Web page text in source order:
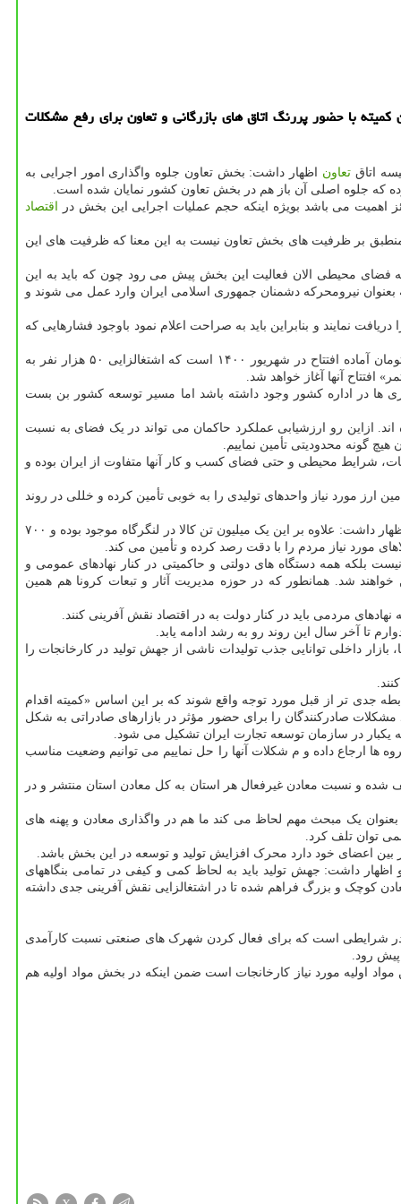
با حضور پررنگ اتاق های بازرگانی و تعاون برای رفع مشكلات
اتاق تعاون اظهار داشت: بخش تعاون جلوه واگذاری امور اجرایی به
که جلوه اصلی آن باز هم در بخش تعاون کشور نمایان شده است.
می باشد بویژه اینکه حجم عملیات اجرایی این بخش در
اقتصاد
منطبق بر ظرفیت های بخش تعاون نیست به این معنا که ظرفیت های این
محیطی الان فعالیت این بخش پیش می رود چون که باید به این
نیرومحرکه دشمنان جمهوری اسلامی ایران وارد عمل می شوند و
نمایند و بنابراین باید به صراحت اعلام نمود باوجود فشارهایی که
سرپرست وزارت صنعت، معدن و تجارت اضافه کرد: در شرایط سخت اقتصادی کنونی ۲۰۰ طرح بزرگ صنعتی و معدنی به ارزش ۱۷۰ هزار میلیارد تومان آماده افتتاح در شهریور ۱۴۰۰ است که اشتغالزایی ۵۰ هزار نفر به
افتتاح آنها آغاز خواهد شد.
در اداره کشور وجود داشته باشد اما مسیر توسعه کشور بن بست
اند. ازاین رو ارزشیابی عملکرد حاکمان می تواند در یک فضای به نسبت
گونه محدودیتی تأمین نماییم.
شرایط محیطی و حتی فضای کسب و کار آنها متفاوت از ایران بوده و
مورد نیاز واحدهای تولیدی را به خوبی تأمین کرده و خللی در روند
سرپرست وزارت صنعت، معدن و تجارت با اشاره به اینکه ۴ میلیون و ۲۰۰ هزار تن انواع کالاهای اساسی و ضروری مورد نیاز مردم در بنادر وجود دارد اظهار داشت: علاوه بر این یک میلیون تن کالا در لنگرگاه موجود بوده و ۷۰۰
مورد نیاز مردم را با دقت رصد کرده و تأمین می کند.
بلکه همه دستگاه های دولتی و حاکمیتی در کنار نهادهای عمومی و
خواهند شد. همانطور که در حوزه مدیریت آثار و تبعات کرونا هم همین
مردمی باید در کنار دولت به در اقتصاد نقش آفرینی کنند.
تا آخر سال این روند رو به رشد ادامه یابد.
داخلی توانایی جذب تولیدات ناشی از جهش تولید در کارخانجات را
این رابطه جدی تر از قبل مورد توجه واقع شوند که بر این اساس «کمیته اقدام
صادرکنندگان را برای حضور مؤثر در بازارهای صادراتی به شکل
در سازمان توسعه تجارت ایران تشکیل می شود.
کارگروه ها ارجاع داده و م شکلات آنها را حل نماییم می توانیم وضعیت مناسب
و نسبت معادن غیرفعال هر استان به کل معادن استان منتشر و در
یک مبحث مهم لحاظ می کند ما هم در واگذاری معادن و پهنه های
توان تلف کرد.
اعضای خود دارد محرک افزایش تولید و توسعه در این بخش باشد.
داشت: جهش تولید باید به لحاظ کمی و کیفی در تمامی بنگاههای
کوچک و بزرگ فراهم شده تا در اشتغالزایی نقش آفرینی جدی داشته
شرایطی است که برای فعال کردن شهرک های صنعتی نسبت کارآمدی
پیش رود.
اولیه مورد نیاز کارخانجات است ضمن اینکه در بخش مواد اولیه هم